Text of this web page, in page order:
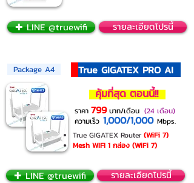
✚ LINE @truewifi รายละเอียดโปรนี้
Package A4 True GIGATEX PRO AI
คุ้มที่สุด ตอนนี้!!​
ราคา 799บาท/เดือน (24 เดือน)
ความเร็ว 1,000/1,000 Mbps.
True GIGATEX Router (WiFi 7)
Mesh WIFI 1 กล่อง (WiFi 7)
✚ LINE @truewifi รายละเอียดโปรนี้